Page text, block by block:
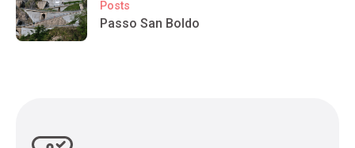
Posts
Passo San Boldo